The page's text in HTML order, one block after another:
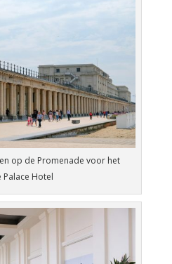
op de Promenade voor het
Palace Hotel